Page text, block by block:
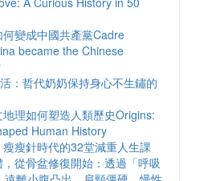
變成中國共產黨Cadre
became the Chinese
：哲代奶奶保持身心不生鏽的
理如何塑造人類歷史Origins:
Human History
瘦針時代的32堂減重人生課
從骨盆修復開始：透過「呼吸